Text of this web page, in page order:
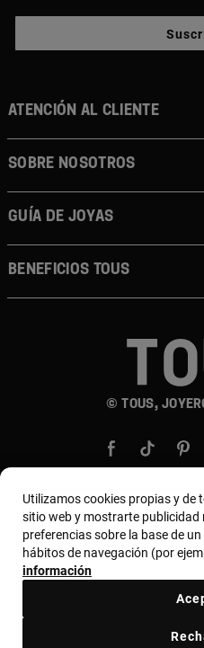
© TOUS,
ATENCIÓN AL CLIENTE
SOBRE NOSOTROS
GUÍA DE JOYAS
BENEFICIOS TOUS
País y moneda:
Utilizamos cookies propias y de
sitio web y mostrarte publicidad
preferencias sobre la base de
hábitos de navegación (por
información